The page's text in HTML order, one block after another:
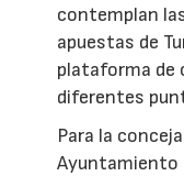
contemplan
apuestas de
plataforma de
diferentes
Para la
Ayuntamiento